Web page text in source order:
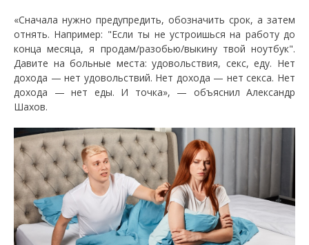
«Сначала нужно предупредить, обозначить срок, а затем
отнять. Например: "Если ты не устроишься на работу до
конца месяца, я продам/разобью/выкину твой ноутбук".
Давите на больные места: удовольствия, секс, еду. Нет
дохода — нет удовольствий. Нет дохода — нет секса. Нет
дохода — нет еды. И точка», — объяснил Александр
Шахов.